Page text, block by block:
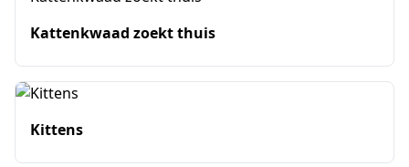
Kattenkwaad zoekt thuis
Kittens